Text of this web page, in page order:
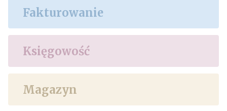
Fakturowanie
Księgowość
Magazyn